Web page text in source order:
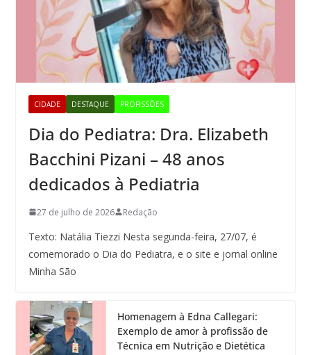
CIDADE DESTAQUE PROFISSÕES
Dia do Pediatra: Dra. Elizabeth
Bacchini Pizani – 48 anos
dedicados à Pediatria
27 de julho de 2026 Redação
Texto: Natália Tiezzi Nesta segunda-feira, 27/07, é
comemorado o Dia do Pediatra, e o site e jornal online
Minha São
Homenagem à Edna Callegari:
Exemplo de amor à profissão de
Técnica em Nutrição e Dietética